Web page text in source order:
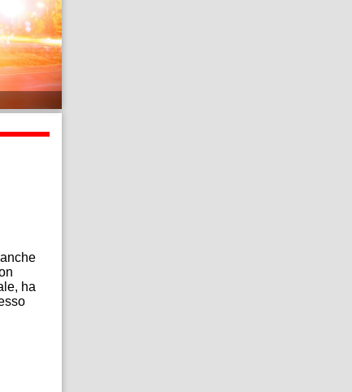
ha